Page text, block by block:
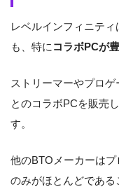
レベルインフィニテ
も、特に コラボPCが
ストリーマーやプロ
とのコラボPCを販売
す。
他のBTOメーカーは
のみがほとんどであ